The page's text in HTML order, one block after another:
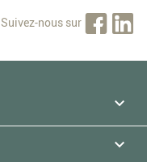
Suivez-nous sur

